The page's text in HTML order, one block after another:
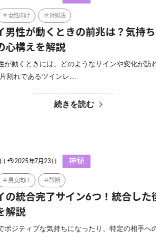
女性向け 対処法
男性が動くときの前兆は？気持
心構えを解説
が動くときには、どのようなサインや変化が訪
割れであるツインレ…
続きを読む
2025年7月23日 神秘
男女向け 診断
の統合完了サイン6つ！統合した
解説
ポジティブな気持ちになったり、特定の相手へ